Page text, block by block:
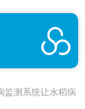
监测系统让水稻病